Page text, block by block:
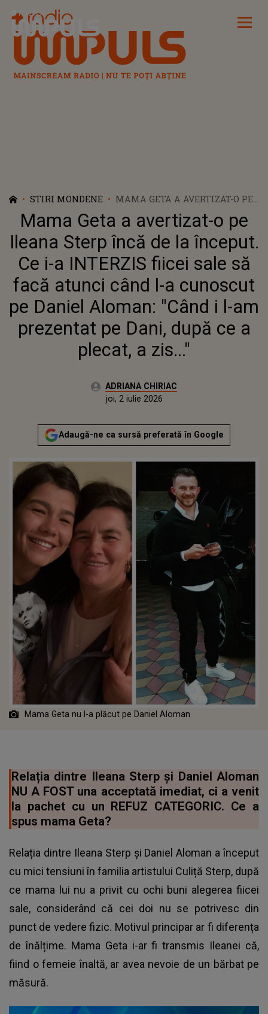
Radio Impuls
STIRI MONDENE
MAMA GETA A AVERTIZAT-O PE
ILEANA STERP ÎNCĂ DE LA
ÎNCEPUT. CE I-A INTERZIS
FIICEI SALE SĂ FACĂ ATUNCI
CÂND L-A CUNOSCUT PE
DANIEL ALOMAN: "CÂND I L-AM
PREZENTAT PE DANI, DUPĂ CE A
PLECAT, A ZIS..."
Mama Geta a avertizat-o pe
Ileana Sterp încă de la început.
Ce i-a INTERZIS fiicei sale să
facă atunci când l-a cunoscut
pe Daniel Aloman: "Când i l-am
prezentat pe Dani, după ce a
plecat, a zis..."
Autor:ADRIANA CHIRIAC
Actualizat:
joi, 2 iulie 2026
Adaugă-ne ca sursă preferată în Google
Mama Geta nu l-a plăcut pe Daniel Aloman
Relația dintre Ileana Sterp și Daniel Aloman
NU A FOST una acceptată imediat, ci a venit
la pachet cu un REFUZ CATEGORIC. Ce a
spus mama Geta?
Relația dintre Ileana Sterp și Daniel Aloman a început
cu mici tensiuni în familia artistului Culiță Sterp, după
ce mama lui nu a privit cu ochi buni alegerea fiicei
sale, considerând că cei doi nu se potrivesc din
punct de vedere fizic. Motivul principar ar fi diferența
de înălțime. Mama Geta i-ar fi transmis Ileanei că,
fiind o femeie înaltă, ar avea nevoie de un bărbat pe
măsură.